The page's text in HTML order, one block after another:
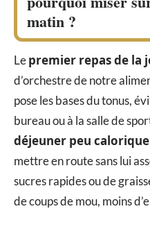
matin ?
Lepremier repas de la
d’orchestre de notre
pose les bases du tonus,
bureau ou à la salle de
déjeuner peu calorique
mettre en route sans lui
sucres rapides ou de
de coups de mou, moins